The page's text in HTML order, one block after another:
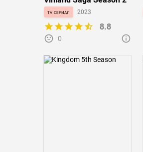
tv сериал 2023
8.8
0